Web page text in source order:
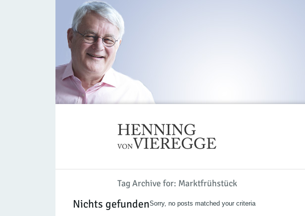
Tag Archive for: Marktfrühstück
Nichts gefundenSorry, no posts matched your criteria